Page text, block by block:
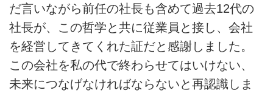
だ言いながら前任の社長も含めて過去12代の
社長が、この哲学と共に従業員と接し、会社
を経営してきてくれた証だと感謝しました。
この会社を私の代で終わらせてはいけない、
未来につなげなければならないと再認識しま